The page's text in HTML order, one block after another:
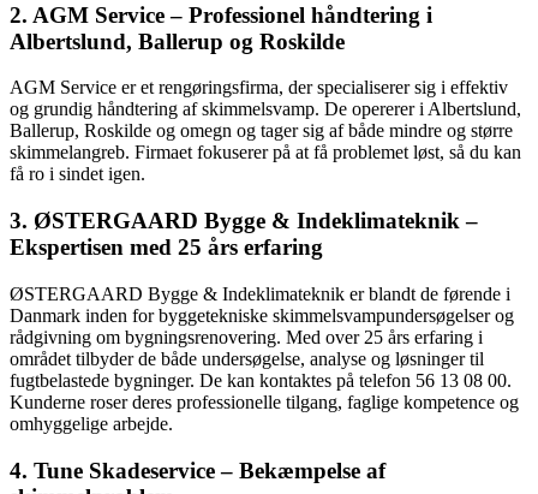
2. AGM Service – Professionel håndtering i
Albertslund, Ballerup og Roskilde
AGM Service er et rengøringsfirma, der specialiserer sig i effektiv
og grundig håndtering af skimmelsvamp. De opererer i Albertslund,
Ballerup, Roskilde og omegn og tager sig af både mindre og større
skimmelangreb. Firmaet fokuserer på at få problemet løst, så du kan
få ro i sindet igen.
3. ØSTERGAARD Bygge & Indeklimateknik –
Ekspertisen med 25 års erfaring
ØSTERGAARD Bygge & Indeklimateknik er blandt de førende i
Danmark inden for byggetekniske skimmelsvampundersøgelser og
rådgivning om bygningsrenovering. Med over 25 års erfaring i
området tilbyder de både undersøgelse, analyse og løsninger til
fugtbelastede bygninger. De kan kontaktes på telefon 56 13 08 00.
Kunderne roser deres professionelle tilgang, faglige kompetence og
omhyggelige arbejde.
4. Tune Skadeservice – Bekæmpelse af